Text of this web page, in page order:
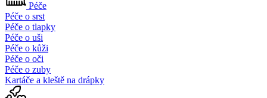
Péče
Péče o srst
Péče o tlapky
Péče o uši
Péče o kůži
Péče o oči
Péče o zuby
Kartáče a kleště na drápky